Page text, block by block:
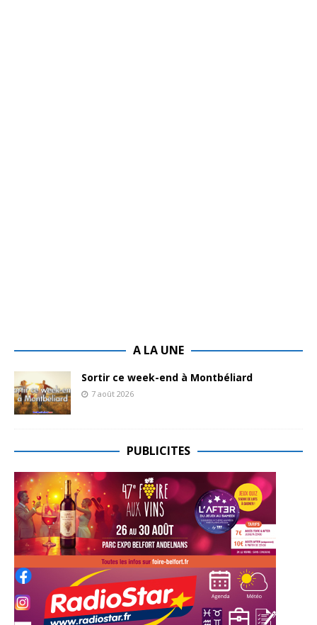
A LA UNE
Sortir ce week-end à Montbéliard
7 août 2026
PUBLICITES